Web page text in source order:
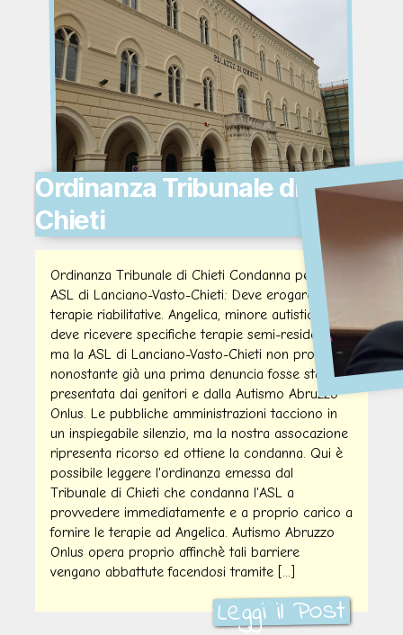
Ordinanza Tribunale di
Chieti
Ordinanza Tribunale di Chieti Condanna per la
ASL di Lanciano-Vasto-Chieti: Deve erogare le
terapie riabilitative. Angelica, minore autistica,
deve ricevere specifiche terapie semi-residenziali
ma la ASL di Lanciano-Vasto-Chieti non provvede,
nonostante già una prima denuncia fosse stata
presentata dai genitori e dalla Autismo Abruzzo
Onlus. Le pubbliche amministrazioni tacciono in
un inspiegabile silenzio, ma la nostra assocazione
ripresenta ricorso ed ottiene la condanna. Qui è
possibile leggere l'ordinanza emessa dal
Tribunale di Chieti che condanna l'ASL a
provvedere immediatamente e a proprio carico a
fornire le terapie ad Angelica. Autismo Abruzzo
Onlus opera proprio affinchè tali barriere
vengano abbattute facendosi tramite [...]
Leggi il Post